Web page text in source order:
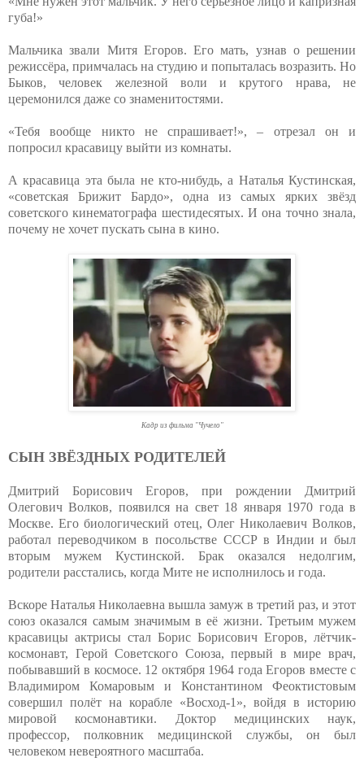
губа!»
Мальчика звали Митя Егоров. Его мать, узнав о решении
режиссёра, примчалась на студию и попыталась возразить. Но
Быков, человек железной воли и крутого нрава, не
церемонился даже со знаменитостями.
«Тебя вообще никто не спрашивает!», – отрезал он и
попросил красавицу выйти из комнаты.
А красавица эта была не кто-нибудь, а Наталья Кустинская,
«советская Брижит Бардо», одна из самых ярких звёзд
советского кинематографа шестидесятых. И она точно знала,
почему не хочет пускать сына в кино.
Кадр из фильма "Чучело"
СЫН ЗВЁЗДНЫХ РОДИТЕЛЕЙ
Дмитрий Борисович Егоров, при рождении Дмитрий
Олегович Волков, появился на свет 18 января 1970 года в
Москве. Его биологический отец, Олег Николаевич Волков,
работал переводчиком в посольстве СССР в Индии и был
вторым мужем Кустинской. Брак оказался недолгим,
родители расстались, когда Мите не исполнилось и года.
Вскоре Наталья Николаевна вышла замуж в третий раз, и этот
союз оказался самым значимым в её жизни. Третьим мужем
красавицы актрисы стал Борис Борисович Егоров, лётчик-
космонавт, Герой Советского Союза, первый в мире врач,
побывавший в космосе. 12 октября 1964 года Егоров вместе с
Владимиром Комаровым и Константином Феоктистовым
совершил полёт на корабле «Восход-1», войдя в историю
мировой космонавтики. Доктор медицинских наук,
профессор, полковник медицинской службы, он был
человеком невероятного масштаба.